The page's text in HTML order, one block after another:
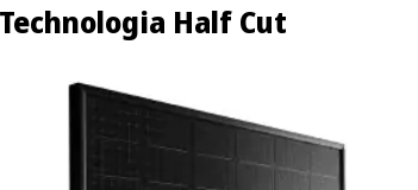
Technologia Half Cut